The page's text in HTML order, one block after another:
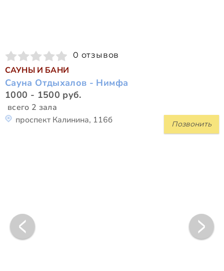
0 отзывов
САУНЫ И БАНИ
Сауна Отдыхалов - Нимфа
1000 - 1500 руб.
всего 2 зала
Позвонить
проспект Калинина, 116б